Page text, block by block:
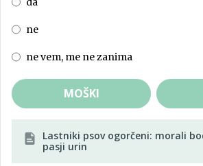
ne
ne vem, me ne zanima
MOŠKI
Lastniki psov ogorčeni: morali
pasji urin